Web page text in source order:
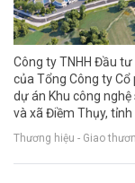
Công ty TNHH Đầu
của Tổng Công ty Cổ
dự án Khu công
và xã Điềm Thụy,
Thương hiệu - Giao